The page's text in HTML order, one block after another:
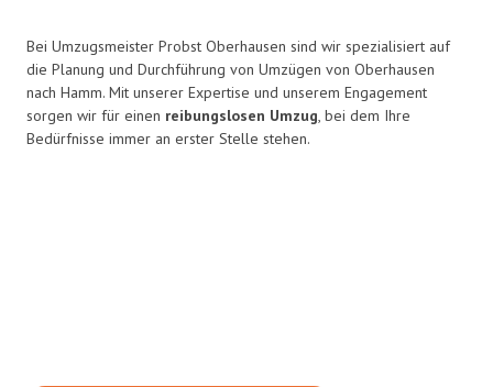
Bei Umzugsmeister Probst Oberhausen sind wir spezialisiert auf
die Planung und Durchführung von Umzügen von Oberhausen
nach Hamm. Mit unserer Expertise und unserem Engagement
sorgen wir für einen reibungslosen Umzug, bei dem Ihre
Bedürfnisse immer an erster Stelle stehen.